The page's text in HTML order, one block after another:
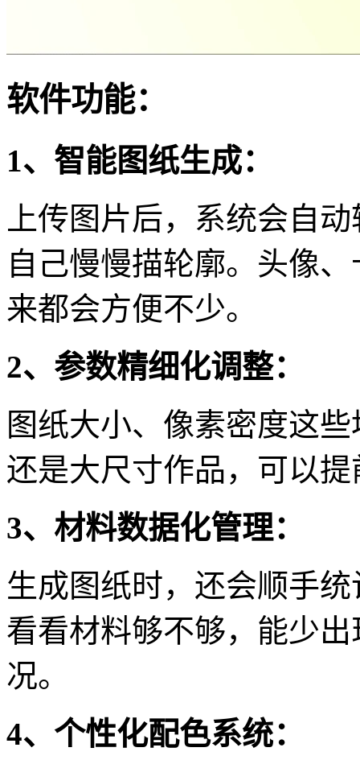
软件功能：
1、智能图纸生成：
上传图片后，系统会自
自己慢慢描轮廓。头像
来都会方便不少。
2、参数精细化调整：
图纸大小、像素密度这
还是大尺寸作品，可以
3、材料数据化管理：
生成图纸时，还会顺手
看看材料够不够，能少
况。
4、个性化配色系统：